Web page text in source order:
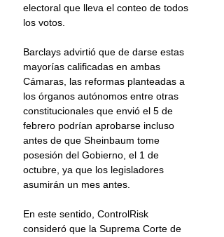
electoral que lleva el conteo de todos
los votos.
Barclays advirtió que de darse estas
mayorías calificadas en ambas
Cámaras, las reformas planteadas a
los órganos autónomos entre otras
constitucionales que envió el 5 de
febrero podrían aprobarse incluso
antes de que Sheinbaum tome
posesión del Gobierno, el 1 de
octubre, ya que los legisladores
asumirán un mes antes.
En este sentido, ControlRisk
consideró que la Suprema Corte de